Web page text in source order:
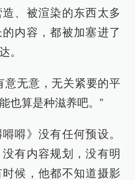
造、被渲染的东西太多
内容，都被加塞进了
。
意无意，无关紧要的平
也算是种滋养吧。”
嘚》没有任何预设。
有内容规划，没有明
候，他都不知道摄影